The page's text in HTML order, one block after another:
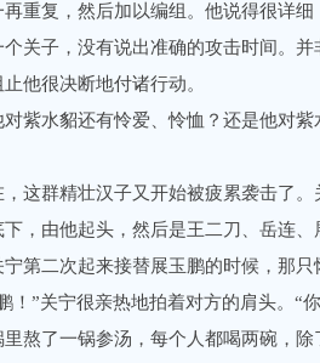
再重复，然后加以编组。他说得很详
个关子，没有说出准确的攻击时间。
他很决断地付诸行动。
水貂还有怜爱、怜恤？还是他对紫
群精壮汉子又开始被疲累袭击了。
，由他起头，然后是王二刀、岳连、
二次起来接替展玉鹏的时候，那只
”关宁很亲热地拍着对方的肩头。“
熬了一锅参汤，每个人都喝两碗，